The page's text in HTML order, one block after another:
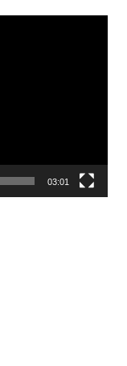
03:01